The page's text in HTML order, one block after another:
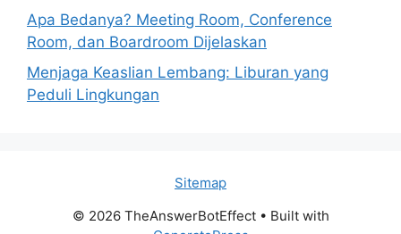
Apa Bedanya? Meeting Room, Conference
Room, dan Boardroom Dijelaskan
Menjaga Keaslian Lembang: Liburan yang
Peduli Lingkungan
Sitemap
© 2026 TheAnswerBotEffect• Built with